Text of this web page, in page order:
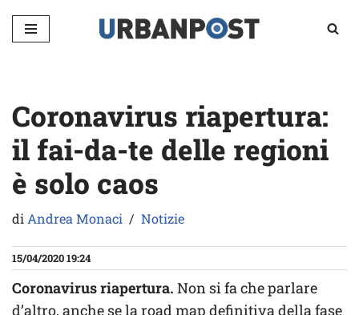
Vai
Coronavirus riapertura:
il fai-da-te delle regioni
è solo caos
diAndrea Monaci Notizie
15/04/2020 19:24
Coronavirus riapertura. Non si fa che parlare
d’altro, anche se la road map definitiva della fase